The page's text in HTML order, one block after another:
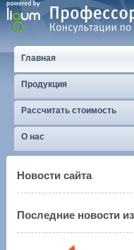
Главная
Продукция
Рассчитать стоимость
О нас
Новости сайта
Последние новости